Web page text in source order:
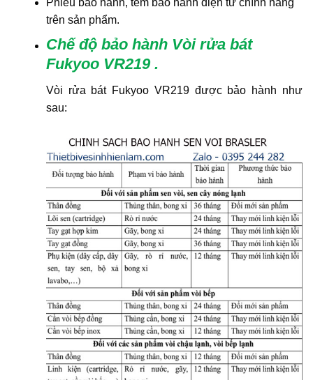
trên sản phẩm.
Chế độ bảo hành Vòi rửa bát
Fukyoo VR219 .
Vòi rửa bát Fukyoo VR219 được bảo hành như
sau: